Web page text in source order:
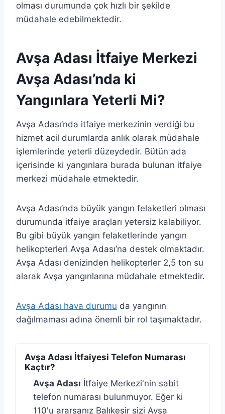
olması durumunda çok hızlı bir şekilde
müdahale edebilmektedir.
Avşa Adası İtfaiye Merkezi
Avşa Adası’nda ki
Yangınlara Yeterli Mi?
Avşa Adası’nda itfaiye merkezinin verdiği bu
hizmet acil durumlarda anlık olarak müdahale
işlemlerinde yeterli düzeydedir. Bütün ada
içerisinde ki yangınlara burada bulunan itfaiye
merkezi müdahale etmektedir.
Avşa Adası’nda büyük yangın felaketleri olması
durumunda itfaiye araçları yetersiz kalabiliyor.
Bu gibi büyük yangın felaketlerinde yangın
helikopterleri Avşa Adası’na destek olmaktadır.
Avşa Adası denizinden helikopterler 2,5 ton su
alarak Avşa yangınlarına müdahale etmektedir.
Avşa Adası hava durumu da yangının
dağılmaması adına önemli bir rol taşımaktadır.
Avşa Adası İtfaiyesi Telefon Numarası
Kaçtır?
Avşa Adası İtfaiye Merkezi'nin sabit
telefon numarası bulunmuyor. Eğer ki
110'u ararsanız Balıkesir sizi Avşa